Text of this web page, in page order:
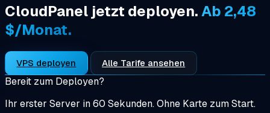
CloudPanel jetzt deployen.Ab 2,48
$/Monat.
VPS deployen Alle Tarife ansehen
Bereit zum Deployen?
Ihr erster Server in 60 Sekunden. Ohne Karte zum Start.